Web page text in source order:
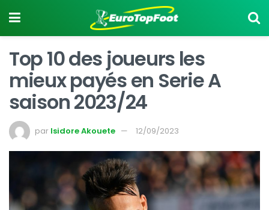
Top 10 des joueurs les
mieux payés en Serie A
saison 2023/24
par Isidore Akouete 12/09/2023